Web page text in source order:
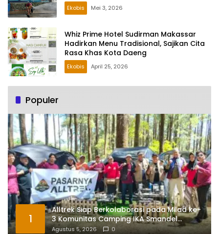
Ekobis Mei 3, 2026
Whiz Prime Hotel Sudirman Makassar
Hadirkan Menu Tradisional, Sajikan Cita
Rasa Khas Kota Daeng
Ekobis April 25, 2026
Populer
1
Alltrek Siap Berkolaborasi pada Milad ke-
3 Komunitas Camping IKA Smandel
Makassar di Malino
Agustus 5, 2026 0